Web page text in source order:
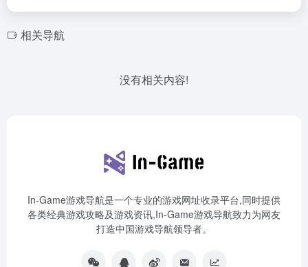
相关导航
没有相关内容!
In-Game游戏导航是一个专业的游戏网址收录平台,同时提供
各类经典游戏攻略及游戏资讯,In-Game游戏导航致力为网友
打造中国游戏导航领导者。